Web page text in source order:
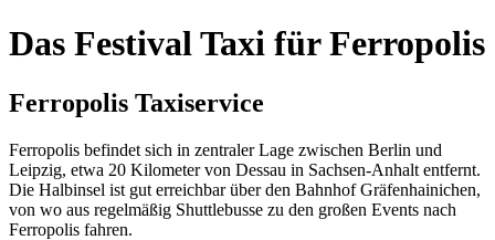
Das Festival Taxi für Ferropolis
Ferropolis Taxiservice
Ferropolis befindet sich in zentraler Lage zwischen Berlin und
Leipzig, etwa 20 Kilometer von Dessau in Sachsen-Anhalt entfernt.
Die Halbinsel ist gut erreichbar über den Bahnhof Gräfenhainichen,
von wo aus regelmäßig Shuttlebusse zu den großen Events nach
Ferropolis fahren.